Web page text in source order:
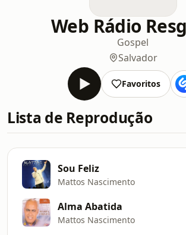
Web Rádio
Gospel
Salvador
Favoritos
Lista de Reprodução
Sou Feliz
Mattos Nascimento
Alma Abatida
Mattos Nascimento